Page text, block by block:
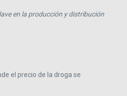
en la producción y distribución
el precio de la droga se